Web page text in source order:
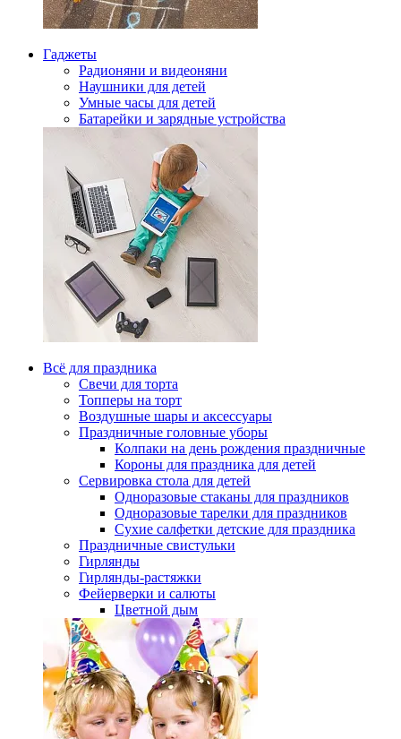
Гаджеты
Радионяни и видеоняни
Наушники для детей
Умные часы для детей
Батарейки и зарядные устройства
Всё для праздника
Свечи для торта
Топперы на торт
Воздушные шары и аксессуары
Праздничные головные уборы
Колпаки на день рождения праздничные
Короны для праздника для детей
Сервировка стола для детей
Одноразовые стаканы для праздников
Одноразовые тарелки для праздников
Сухие салфетки детские для праздника
Праздничные свистульки
Гирлянды
Гирлянды-растяжки
Фейерверки и салюты
Цветной дым